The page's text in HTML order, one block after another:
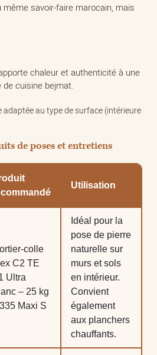
même savoir-faire marocain, mais
chaleur et authenticité à une
cuisine bejmat.
adaptée au type de surface (intérieure
de poses et entretiens
Utilisation
colle
C2 TE
Ultra
– 25 kg
Maxi S
Idéal pour la
pose de pierre
naturelle sur
murs et sols
en intérieur.
Convient
également
aux planchers
chauffants.